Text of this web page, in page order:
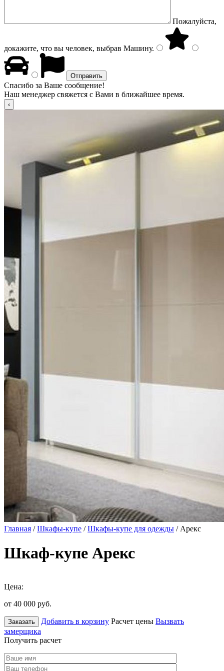
Пожалуйста,
докажите, что вы человек, выбрав Машину.
Спасибо за Ваше сообщение!
Наш менеджер свяжется с Вами в ближайшее время.
Главная /Шкафы-купе /Шкафы-купе для одежды / Арекс
Шкаф-купе Арекс
Цена:
от 40 000 руб.
Заказать Добавить в корзину Расчет цены Вызвать
замерщика
Получить расчет